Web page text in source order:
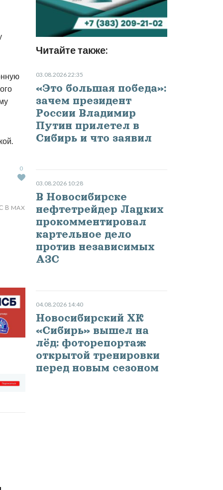
0
В MAX
Читайте также:
03.08.2026 22:35
«Это большая победа»:
зачем президент
России Владимир
Путин прилетел в
Сибирь и что заявил
03.08.2026 10:28
В Новосибирске
нефтетрейдер Лацких
прокомментировал
картельное дело
против независимых
АЗС
04.08.2026 14:40
Новосибирский ХК
«Сибирь» вышел на
лёд: фоторепортаж
открытой тренировки
перед новым сезоном